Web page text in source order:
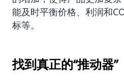
能及时平衡价格、利润和
标等。
找到真正的“推动器”